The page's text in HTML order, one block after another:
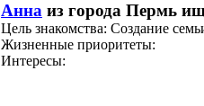
Анна из города Пермь
Цель знакомства: Создание
Жизненные приоритеты:
Интересы: